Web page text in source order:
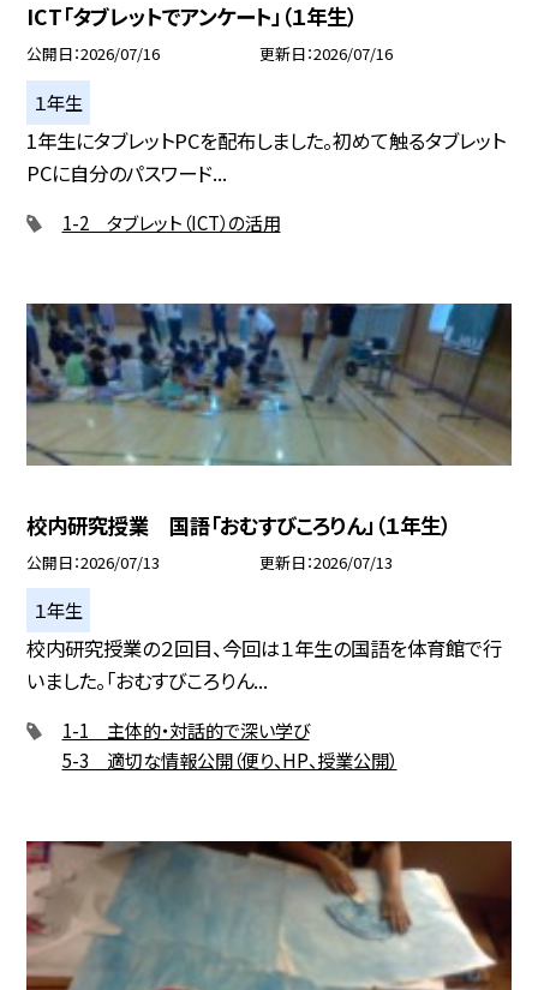
ICT「タブレットでアンケート」（１年生）
公開日 2026/07/16 更新日 2026/07/16
１年生
1年生にタブレットPCを配布しました。初めて触るタブレット
PCに自分のパスワード...
1-2 タブレット（ICT）の活用
校内研究授業 国語「おむすびころりん」（１年生）
公開日 2026/07/13 更新日 2026/07/13
１年生
校内研究授業の２回目、今回は１年生の国語を体育館で行
いました。「おむすびころりん...
1-1 主体的・対話的で深い学び
5-3 適切な情報公開（便り、HP、授業公開）